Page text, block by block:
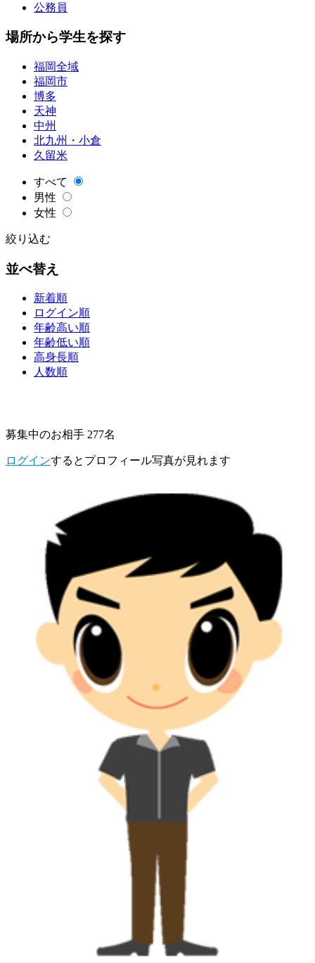
公務員
場所から学生を探す
福岡全域
福岡市
博多
天神
中州
北九州・小倉
久留米
すべて
男性
女性
絞り込む
並べ替え
新着順
ログイン順
年齢高い順
年齢低い順
高身長順
人数順
募集中のお相手 277名
ログインするとプロフィール写真が見れます